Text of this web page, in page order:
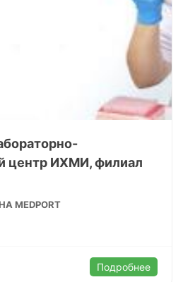
центр ИХМИ, филиал
MEDPORT
Подробнее